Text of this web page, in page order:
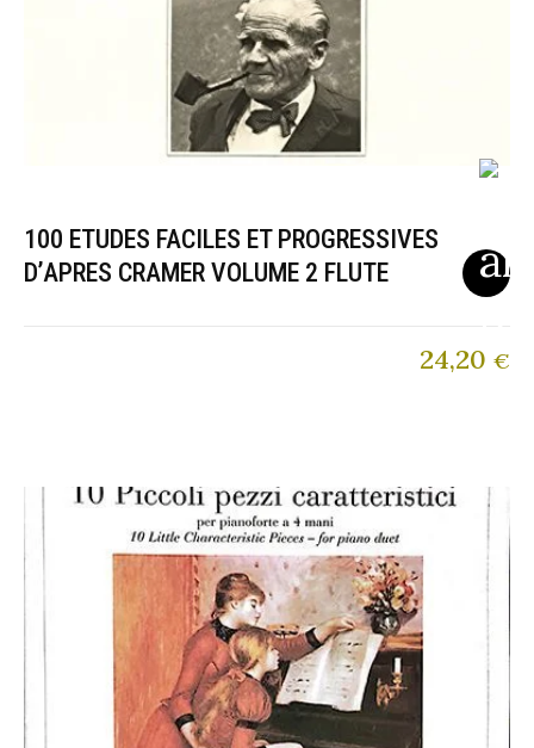
100 ETUDES FACILES ET PROGRESSIVES
D’APRES CRAMER VOLUME 2 FLUTE
24,20 €